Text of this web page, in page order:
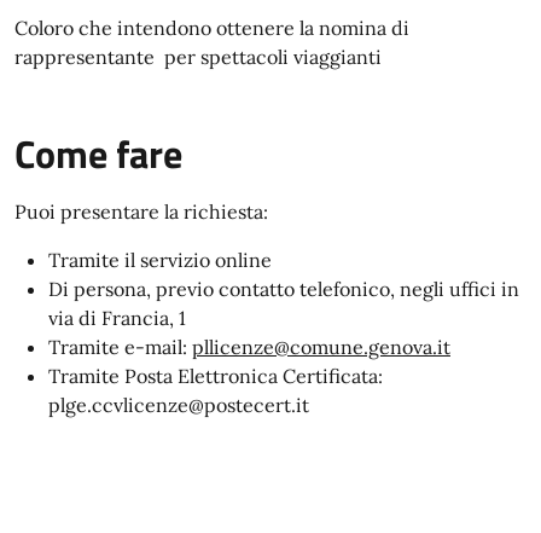
Coloro che intendono ottenere la nomina di
rappresentante per spettacoli viaggianti
Come fare
Puoi presentare la richiesta:
Tramite il servizio online
Di persona, previo contatto telefonico, negli uffici in
via di Francia, 1
Tramite e-mail: pllicenze@comune.genova.it
Tramite Posta Elettronica Certificata:
plge.ccvlicenze@postecert.it